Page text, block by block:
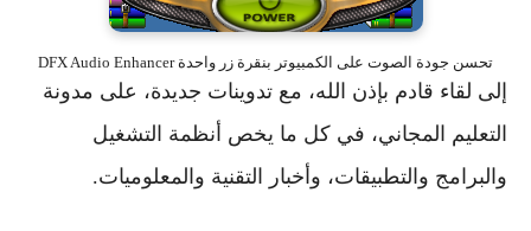
تحسن جودة الصوت على الكمبيوتر بنقرة زر واحدة DFX Audio Enhancer
إلى لقاء قادم بإذن الله، مع تدوينات جديدة، على مدونة
التعليم المجاني، في كل ما يخص أنظمة التشغيل
والبرامج والتطبيقات، وأخبار التقنية والمعلوميات.